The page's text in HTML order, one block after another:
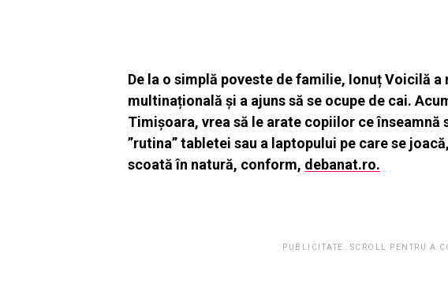
De la o simplă poveste de familie, Ionuț Voicilă
multinațională și a ajuns să se ocupe de cai.
Timișoara, vrea să le arate copiilor ce înseamnă
”rutina” tabletei sau a laptopului pe care se
scoată în natură, conform, debanat.ro.
PUBLICITATE. SCROLL PENTRU A